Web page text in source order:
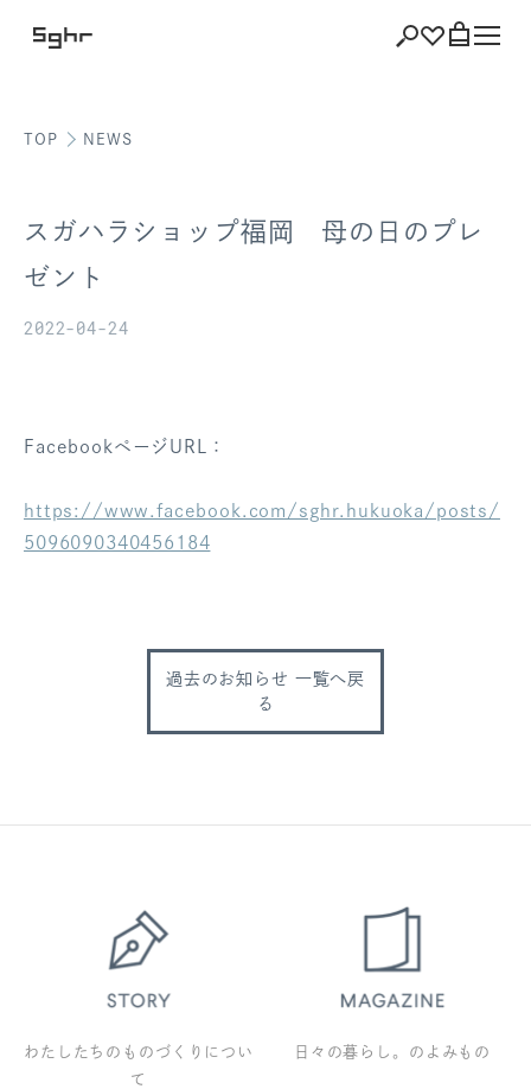
ショッピング バッグを見る
お気に入り
TOP NEWS
スガハラショップ福岡 母の日のプレ
ゼント
2022-04-24
FacebookページURL：
https://www.facebook.com/sghr.hukuoka/posts/
5096090340456184
過去のお知らせ 一覧へ戻
る
わたしたちのものづくりについ
て
日々の暮らし。のよみもの